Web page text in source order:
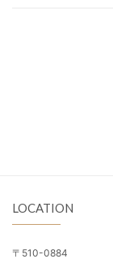
LOCATION
〒510-0884